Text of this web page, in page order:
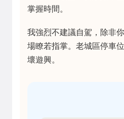
掌握時間。
我強烈不建議自駕，除非
場瞭若指掌。老城區停車
壞遊興。